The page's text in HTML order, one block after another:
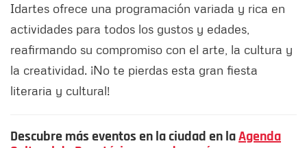
Idartes ofrece una programación variada y rica en
actividades para todos los gustos y edades,
reafirmando su compromiso con el arte, la cultura y
la creatividad. ¡No te pierdas esta gran fiesta
literaria y cultural!
Descubre más eventos en la ciudad en laAgenda